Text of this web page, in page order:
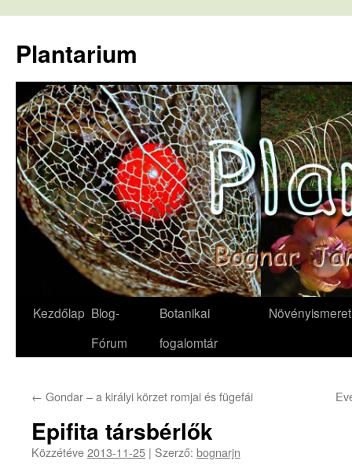
tartalomba
Plantarium
Kezdőlap Blog-
Fórum
Botanikai
fogalomtár
Növényismeret
← Gondar – a királyi körzet romjai és fügefái
Epifita társbérlők
Közzétéve2013-11-25 | Szerző: bognarjn